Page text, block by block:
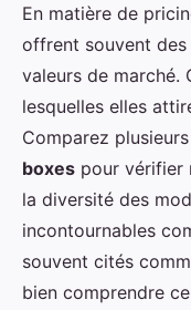
En matière de
offrent souvent des
valeurs de marché.
lesquelles elles
Comparez plusieurs
boxes pour vérifier
la diversité des
incontournables
souvent cités
bien comprendre